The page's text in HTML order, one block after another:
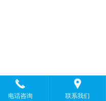
电话咨询 联系我们